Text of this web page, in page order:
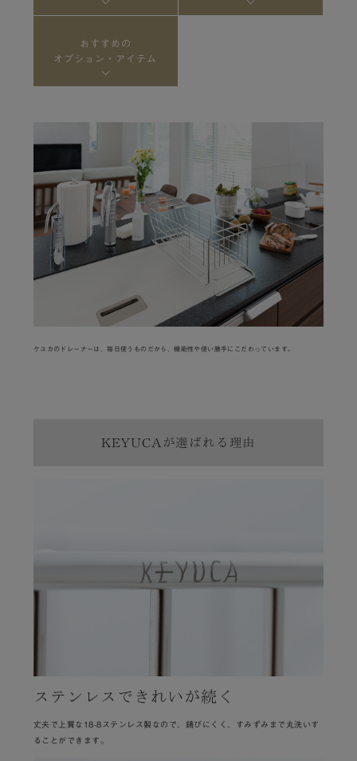
おすすめの
オプション・アイテム
ケユカのドレーナーは、毎日使うものだから、機能性や使い勝手にこだわっています。
KEYUCAが選ばれる理由
ステンレスできれいが続く
丈夫で上質な18-8ステンレス製なので、錆びにくく、すみずみまで丸洗いす
ることができます。